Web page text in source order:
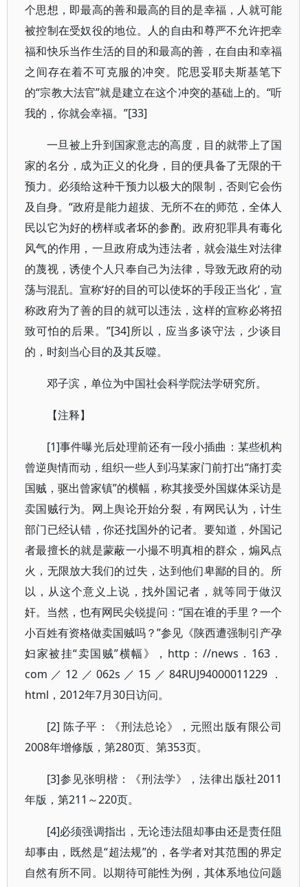
个思想，即最高的善和最高的目的是幸福，人就可能
被控制在受奴役的地位。人的自由和尊严不允许把幸
福和快乐当作生活的目的和最高的善，在自由和幸福
之间存在着不可克服的冲突。陀思妥耶夫斯基笔下
的“宗教大法官”就是建立在这个冲突的基础上的。“听
我的，你就会幸福。”[33]
一旦被上升到国家意志的高度，目的就带上了国
家的名分，成为正义的化身，目的便具备了无限的干
预力。必须给这种干预力以极大的限制，否则它会伤
及自身。“政府是能力超拔、无所不在的师范，全体人
民以它为好的榜样或者坏的参酌。政府犯罪具有毒化
风气的作用，一旦政府成为违法者，就会滋生对法律
的蔑视，诱使个人只奉自己为法律，导致无政府的动
荡与混乱。宣称‘好的目的可以使坏的手段正当化’，宣
称政府为了善的目的就可以违法，这样的宣称必将招
致可怕的后果。”[34]所以，应当多谈守法，少谈目
的，时刻当心目的及其反噬。
邓子滨，单位为中国社会科学院法学研究所。
【注释】
[1]事件曝光后处理前还有一段小插曲：某些机构
曾逆舆情而动，组织一些人到冯某家门前打出“痛打卖
国贼，驱出曾家镇”的横幅，称其接受外国媒体采访是
卖国贼行为。网上舆论开始分裂，有网民认为，计生
部门已经认错，你还找国外的记者。要知道，外国记
者最擅长的就是蒙蔽一小撮不明真相的群众，煽风点
火，无限放大我们的过失，达到他们卑鄙的目的。所
以，从这个意义上说，找外国记者，就等同于做汉
奸。当然，也有网民尖锐提问：“国在谁的手里？一个
小百姓有资格做卖国贼吗？”参见《陕西遭强制引产孕
妇家被挂“卖国贼”横幅》，http：//news．163．
com／12／062s／15／84RUJ94000011229．
html，2012年7月30日访问。
[2] 陈子平：《刑法总论》，元照出版有限公司
2008年增修版，第280页、第353页。
[3]参见张明楷：《刑法学》，法律出版社2011
年版，第211～220页。
[4]必须强调指出，无论违法阻却事由还是责任阻
却事由，既然是“超法规”的，各学者对其范围的界定
自然有所不同。以期待可能性为例，其体系地位问题